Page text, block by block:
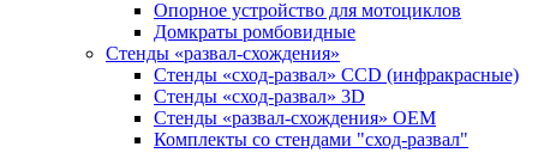
Опорное устройство для мотоциклов
Домкраты ромбовидные
Стенды «развал-схождения»
Стенды «сход-развал» CCD (инфракрасные)
Стенды «сход-развал» 3D
Стенды «развал-схождения» ОЕМ
Комплекты со стендами "сход-развал"